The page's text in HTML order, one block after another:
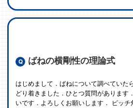
ばねの横剛性の理論式
はじめまして．ばねについて調べていた
どり着きました．ひとつ質問があります
いです．よろしくお願いします． ピッ